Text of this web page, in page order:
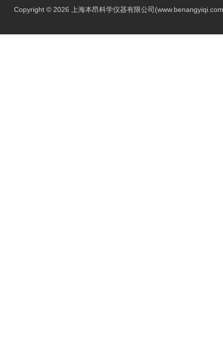
Copyright © 2026 上海本昂科学仪器有限公司